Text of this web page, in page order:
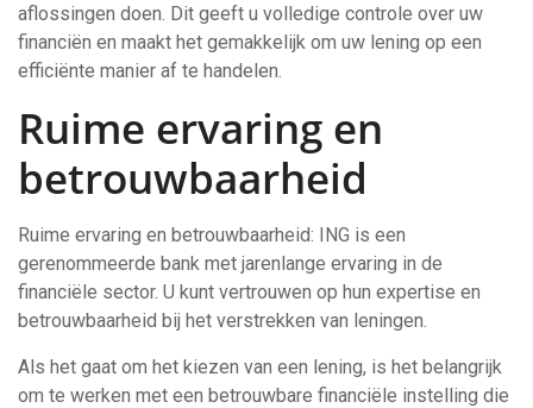
aflossingen doen. Dit geeft u volledige controle over uw
financiën en maakt het gemakkelijk om uw lening op een
efficiënte manier af te handelen.
Ruime ervaring en
betrouwbaarheid
Ruime ervaring en betrouwbaarheid: ING is een
gerenommeerde bank met jarenlange ervaring in de
financiële sector. U kunt vertrouwen op hun expertise en
betrouwbaarheid bij het verstrekken van leningen.
Als het gaat om het kiezen van een lening, is het belangrijk
om te werken met een betrouwbare financiële instelling die